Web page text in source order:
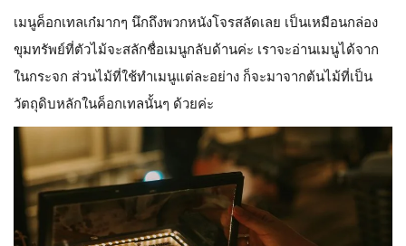
เมนูค็อกเทลเก๋มากๆ นึกถึงพวกหนังโจรสลัดเลย เป็นเหมือนกล่อง
ขุมทรัพย์ที่ตัวไม้จะสลักชื่อเมนูกลับด้านค่ะ เราจะอ่านเมนูได้จาก
ในกระจก ส่วนไม้ที่ใช้ทำเมนูแต่ละอย่าง ก็จะมาจากต้นไม้ที่เป็น
วัตถุดิบหลักในค็อกเทลนั้นๆ ด้วยค่ะ